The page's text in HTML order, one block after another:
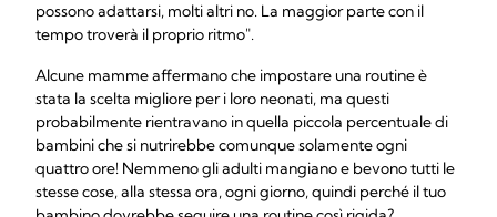
possono adattarsi, molti altri no. La maggior parte con il
tempo troverà il proprio ritmo".
Alcune mamme affermano che impostare una routine è
stata la scelta migliore per i loro neonati, ma questi
probabilmente rientravano in quella piccola percentuale di
bambini che si nutrirebbe comunque solamente ogni
quattro ore! Nemmeno gli adulti mangiano e bevono tutti le
stesse cose, alla stessa ora, ogni giorno, quindi perché il tuo